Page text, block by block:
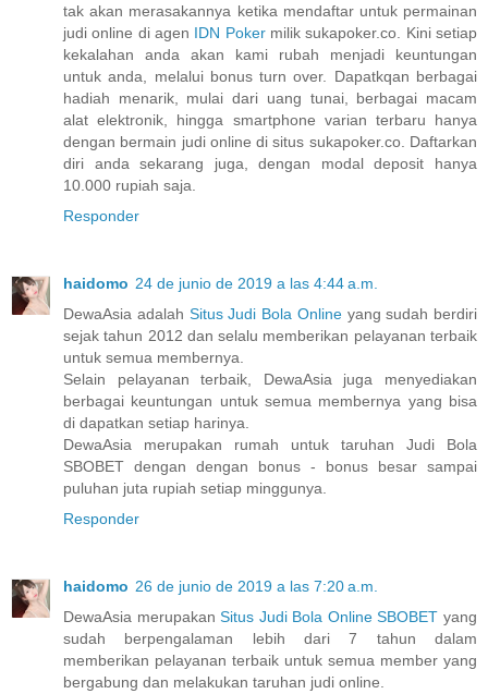
tak akan merasakannya ketika mendaftar untuk permainan
judi online di agen IDN Pokermilik sukapoker.co. Kini setiap
kekalahan anda akan kami rubah menjadi keuntungan
untuk anda, melalui bonus turn over. Dapatkqan berbagai
hadiah menarik, mulai dari uang tunai, berbagai macam
alat elektronik, hingga smartphone varian terbaru hanya
dengan bermain judi online di situs sukapoker.co. Daftarkan
diri anda sekarang juga, dengan modal deposit hanya
10.000 rupiah saja.
Responder
haidomo 24 de junio de 2019 a las 4:44 a.m.
DewaAsia adalah Situs Judi Bola Onlineyang sudah berdiri
sejak tahun 2012 dan selalu memberikan pelayanan terbaik
untuk semua membernya.
Selain pelayanan terbaik, DewaAsia juga menyediakan
berbagai keuntungan untuk semua membernya yang bisa
di dapatkan setiap harinya.
DewaAsia merupakan rumah untuk taruhan Judi Bola
SBOBET dengan dengan bonus - bonus besar sampai
puluhan juta rupiah setiap minggunya.
Responder
haidomo 26 de junio de 2019 a las 7:20 a.m.
DewaAsia merupakanSitus Judi Bola Online SBOBET yang
sudah berpengalaman lebih dari 7 tahun dalam
memberikan pelayanan terbaik untuk semua member yang
bergabung dan melakukan taruhan judi online.